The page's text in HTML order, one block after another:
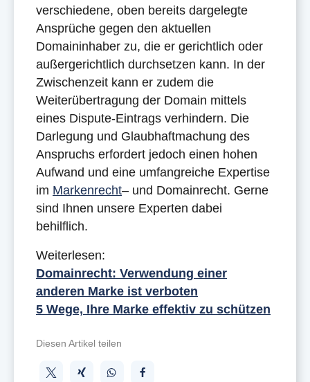
verschiedene, oben bereits dargelegte
Ansprüche gegen den aktuellen
Domaininhaber zu, die er gerichtlich oder
außergerichtlich durchsetzen kann. In der
Zwischenzeit kann er zudem die
Weiterübertragung der Domain mittels
eines Dispute-Eintrags verhindern. Die
Darlegung und Glaubhaftmachung des
Anspruchs erfordert jedoch einen hohen
Aufwand und eine umfangreiche Expertise
im Markenrecht– und Domainrecht. Gerne
sind Ihnen unsere Experten dabei
behilflich.
Weiterlesen:
Domainrecht: Verwendung einer
anderen Marke ist verboten
5 Wege, Ihre Marke effektiv zu schützen
Diesen Artikel teilen